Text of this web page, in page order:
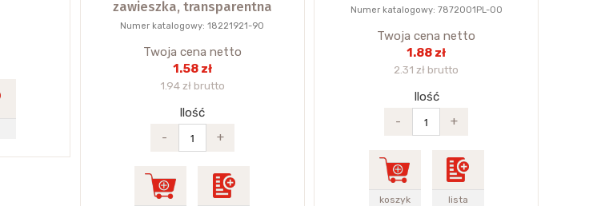
zawieszka, transparentna
Numer katalogowy: 18221921-90
Twoja cena netto
1.58 zł
1.94 zł brutto
Ilość
-
+
Numer katalogowy: 7872001PL-00
Twoja cena netto
1.88 zł
2.31 zł brutto
Ilość
-
+
koszyk lista